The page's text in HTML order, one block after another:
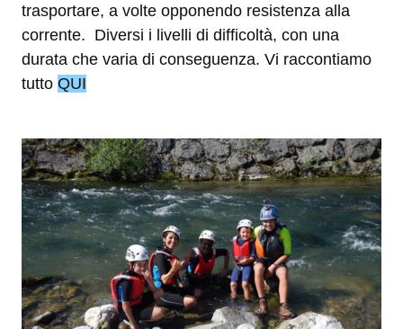
trasportare, a volte opponendo resistenza alla
corrente. Diversi i livelli di difficoltà, con una
durata che varia di conseguenza. Vi raccontiamo
tutto QUI